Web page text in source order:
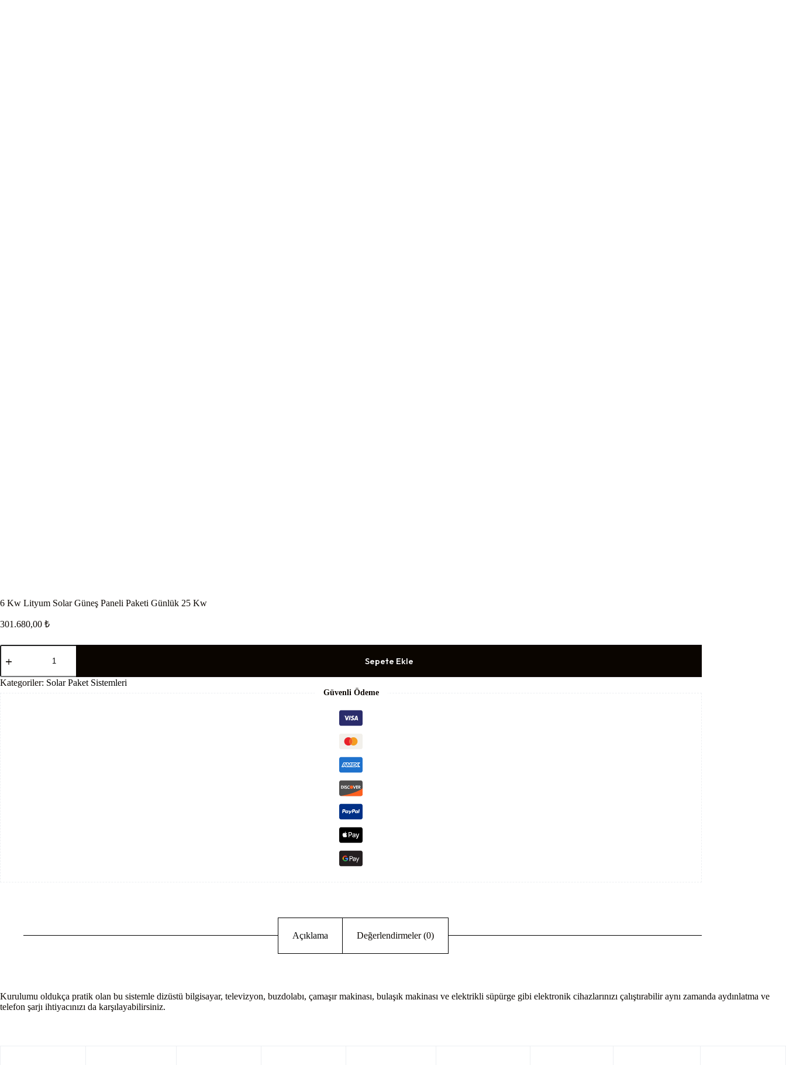
6 Kw Lityum Solar Güneş Paneli Paketi Günlük 25 Kw
301.680,00 ₺
6
Kw
Solar
Güneş
Sepete Ekle
Kategoriler: Solar Paket Sistemleri
Güvenli Ödeme
Açıklama Değerlendirmeler (0)
Kurulumu oldukça pratik olan bu sistemle dizüstü bilgisayar, televizyon, buzdolabı, çamaşır makinası, bulaşık makinası ve elektrikli süpürge gibi elektronik cihazlarınızı çalıştırabilir aynı zamanda aydınlatma ve
telefon şarjı ihtiyacınızı da karşılayabilirsiniz.